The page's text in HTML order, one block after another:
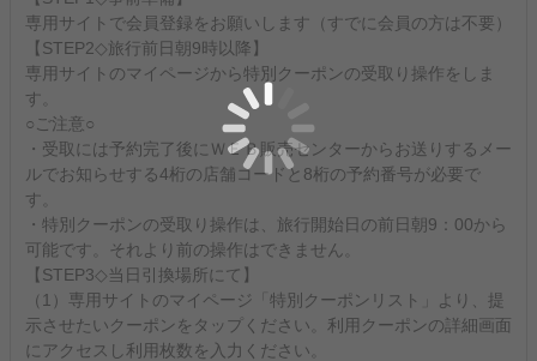
専用サイトで会員登録をお願いします（すでに会員の方は不要）
【STEP2◇旅行前日朝9時以降】
専用サイトのマイページから特別クーポンの受取り操作をしま
す。
○ご注意○
・受取には予約完了後にＷＥＢ販売センターからお送りするメー
ルでお知らせする4桁の店舗コードと8桁の予約番号が必要で
す。
・特別クーポンの受取り操作は、旅行開始日の前日朝9：00から
可能です。それより前の操作はできません。
【STEP3◇当日引換場所にて】
（1）専用サイトのマイページ「特別クーポンリスト」より、提
示させたいクーポンをタップください。利用クーポンの詳細画面
にアクセスし利用枚数を入力ください。